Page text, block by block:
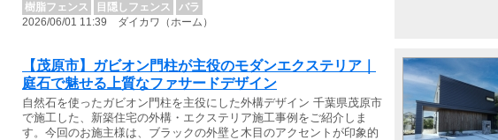
樹脂フェンス
目隠しフェンス
バラ
2026/06/01 11:39 ダイカワ（ホーム）
【茂原市】ガビオン門柱が主役のモダンエクステリア｜
庭石で魅せる上質なファサードデザイン
自然石を使ったガビオン門柱を主役にした外構デザイン 千葉県茂原市
で施工した、新築住宅の外構・エクステリア施工事例をご紹介しま
す。今回のお施主様は、ブラックの外壁と木目のアクセントが印象的